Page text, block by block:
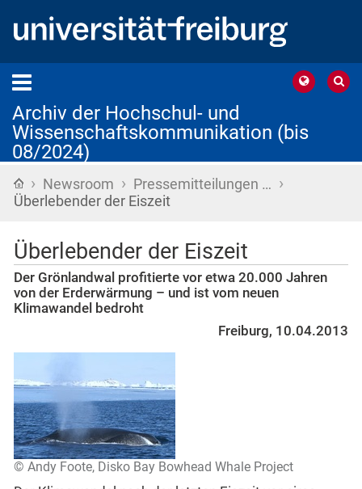
Archiv der Hochschul- und
Wissenschaftskommunikation (bis
08/2024)
Startseite
› Newsroom › Pressemitteilungen … ›
Überlebender der Eiszeit
Überlebender der Eiszeit
Der Grönlandwal profitierte vor etwa 20.000 Jahren
von der Erderwärmung – und ist vom neuen
Klimawandel bedroht
Freiburg, 10.04.2013
© Andy Foote, Disko Bay Bowhead Whale Project